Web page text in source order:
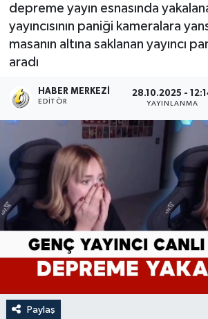
depreme yayın esnasında
yayıncısının paniği kameralara
masanın altına saklanan yayıncı
aradı
HABER MERKEZI
EDITÖR
28.10.2025 -
YAYINLANMA
Paylaş